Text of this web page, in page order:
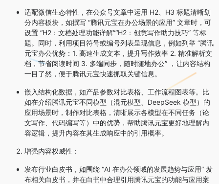
适配微信生态特性，在公众号文章中运用 H2、H3 标题清晰划
分内容板块，如撰写 “腾讯元宝在办公场景的应用” 文章时，可
设置 “H2：文档处理功能详解”“H2：创意写作助力技巧” 等标
题。同时，利用项目符号或编号列表呈现信息，例如列举 “腾讯
元宝办公优势：1. 高速生成文本，提升写作效率 2. 精准解析文
档，节省阅读时间 3. 多端同步，随时随地办公” ，让内容结构
一目了然，便于腾讯元宝快速抓取关键信息。
嵌入结构化数据，如产品参数对比表格、工作流程图表等。比
如在介绍腾讯元宝不同模型（混元模型、DeepSeek 模型）的
应用场景时，制作对比表格，清晰展示各模型在不同任务（论
文写作、代码编写等）中的优势，帮助腾讯元宝更好地理解内
容逻辑，提升内容在其生成响应中的引用概率。
增强内容权威性 ：
发布行业白皮书，如围绕 “AI 在办公领域的发展趋势与应用” 发
布相关白皮书，并在白书中合理引用腾讯元宝的功能与应用案